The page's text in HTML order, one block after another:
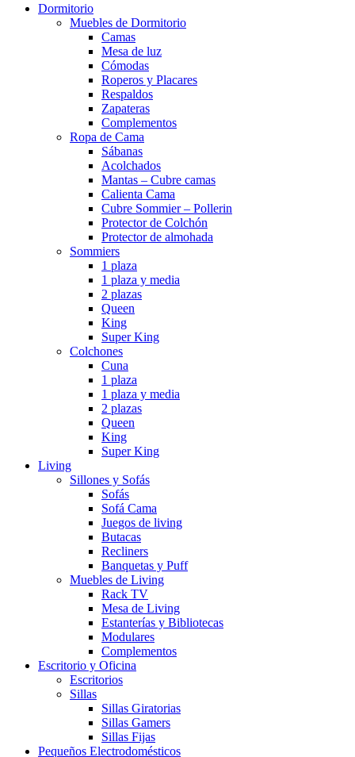
Dormitorio
Muebles de Dormitorio
Camas
Mesa de luz
Cómodas
Roperos y Placares
Respaldos
Zapateras
Complementos
Ropa de Cama
Sábanas
Acolchados
Mantas – Cubre camas
Calienta Cama
Cubre Sommier – Pollerin
Protector de Colchón
Protector de almohada
Sommiers
1 plaza
1 plaza y media
2 plazas
Queen
King
Super King
Colchones
Cuna
1 plaza
1 plaza y media
2 plazas
Queen
King
Super King
Living
Sillones y Sofás
Sofás
Sofá Cama
Juegos de living
Butacas
Recliners
Banquetas y Puff
Muebles de Living
Rack TV
Mesa de Living
Estanterías y Bibliotecas
Modulares
Complementos
Escritorio y Oficina
Escritorios
Sillas
Sillas Giratorias
Sillas Gamers
Sillas Fijas
Pequeños Electrodomésticos